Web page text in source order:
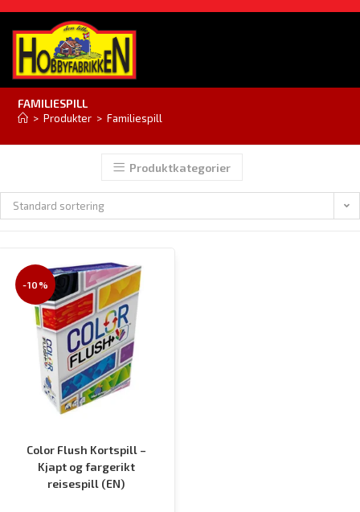
FAMILIESPILL
> Produkter > Familiespill
Produktkategorier
Standard sortering
-10%
Color Flush Kortspill –
Kjapt og fargerikt
reisespill (EN)